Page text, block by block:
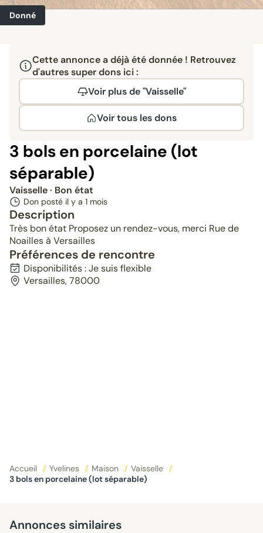
Donné
Cette annonce a déjà été donnée ! Retrouvez
d'autres super dons ici :
Voir plus de "Vaisselle"
Voir tous les dons
3 bols en porcelaine (lot
séparable)
Vaisselle· Bon état
Don posté il y a 1 mois
Description
Très bon état Proposez un rendez-vous, merci Rue de
Noailles à Versailles
Préférences de rencontre
Disponibilités : Je suis flexible
Versailles, 78000
Accueil / Yvelines / Maison / Vaisselle
/
3 bols en porcelaine (lot séparable)
Annonces similaires